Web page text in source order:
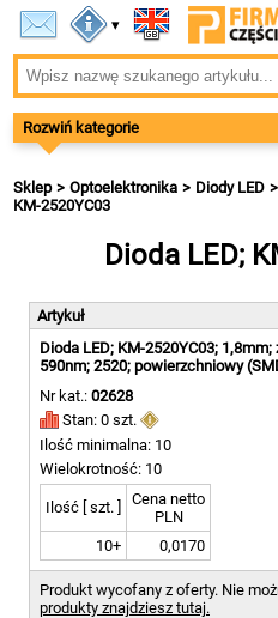
▾
Rozwiń kategorie
Sklep Optoelektronika Diody LED
KM-2520YC03
Dioda LED;
Artykuł
Dioda LED; KM-2520YC03;
590nm; 2520; powierzchniowy
Nr kat.: 02628
Stan: 0 szt.
Ilość minimalna: 10
Wielokrotność: 10
Ilość [ szt. ]
Cena netto
PLN
10+
0,0170
Produkt wycofany z oferty. Nie
produkty znajdziesz tutaj.